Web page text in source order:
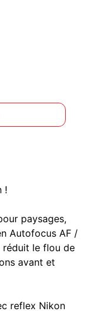
!
paysages,
Autofocus AF /
réduit le flou de
avant et
reflex Nikon